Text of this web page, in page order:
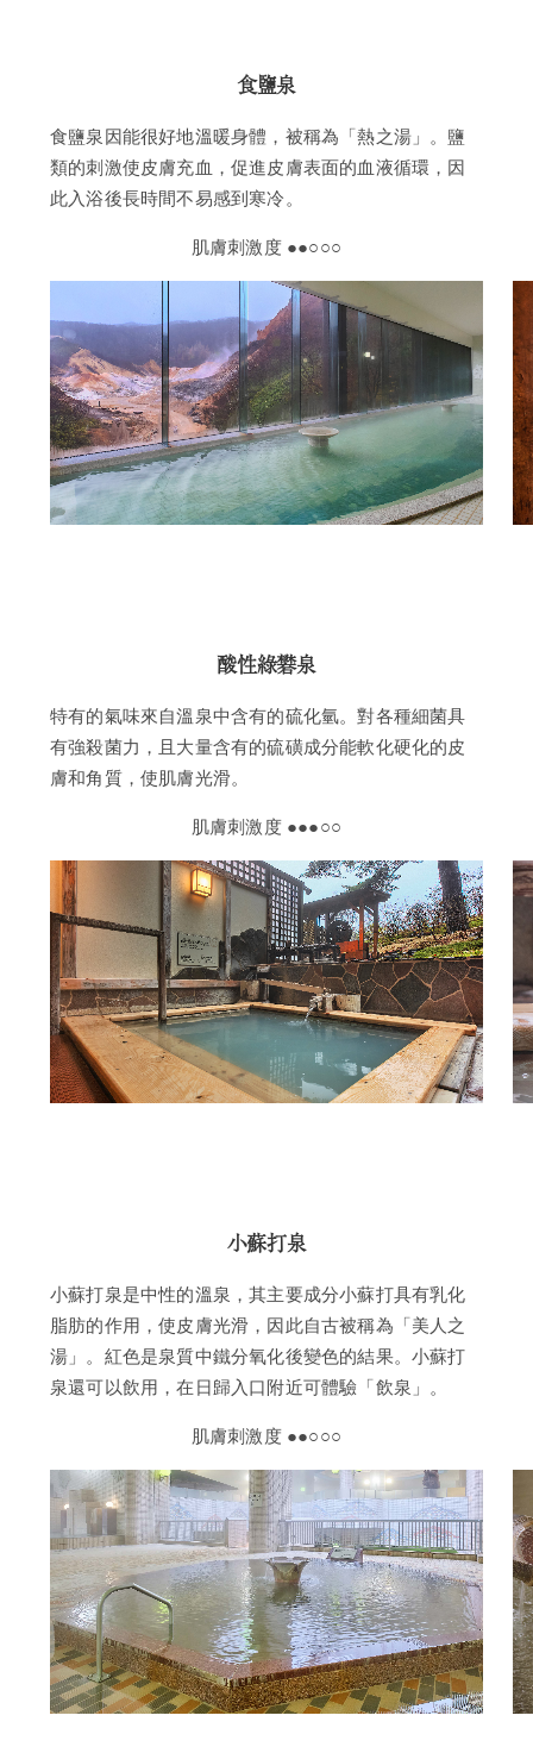
食鹽泉
食鹽泉因能很好地溫暖身體，被稱為「熱之湯」。鹽
類的刺激使皮膚充血，促進皮膚表面的血液循環，因
此入浴後長時間不易感到寒冷。
肌膚刺激度 ●●○○○
酸性綠礬泉
特有的氣味來自溫泉中含有的硫化氫。對各種細菌具
有強殺菌力，且大量含有的硫磺成分能軟化硬化的皮
膚和角質，使肌膚光滑。
肌膚刺激度 ●●●○○
小蘇打泉
小蘇打泉是中性的溫泉，其主要成分小蘇打具有乳化
脂肪的作用，使皮膚光滑，因此自古被稱為「美人之
湯」。紅色是泉質中鐵分氧化後變色的結果。小蘇打
泉還可以飲用，在日歸入口附近可體驗「飲泉」。
肌膚刺激度 ●●○○○